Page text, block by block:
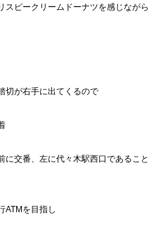
スピークリームドーナツを感じながら
切が右手に出てくるので
に交番、左に代々木駅西口であること
ATMを目指し